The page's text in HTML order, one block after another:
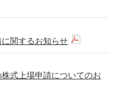
関するお知らせ
式上場申請についてのお